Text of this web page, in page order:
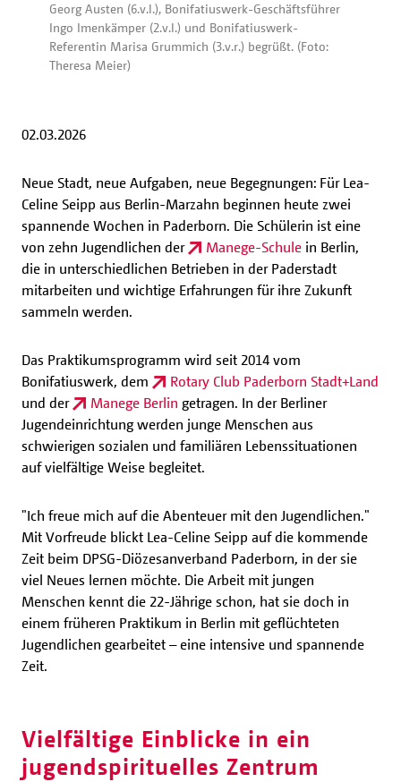
Georg Austen (6.v.l.), Bonifatiuswerk-Geschäftsführer
Ingo Imenkämper (2.v.l.) und Bonifatiuswerk-
Referentin Marisa Grummich (3.v.r.) begrüßt. (Foto:
Theresa Meier)
02.03.2026
Neue Stadt, neue Aufgaben, neue Begegnungen: Für Lea-
Celine Seipp aus Berlin-Marzahn beginnen heute zwei
spannende Wochen in Paderborn. Die Schülerin ist eine
von zehn Jugendlichen der
Manege-Schule in Berlin,
die in unterschiedlichen Betrieben in der Paderstadt
mitarbeiten und wichtige Erfahrungen für ihre Zukunft
sammeln werden.
Das Praktikumsprogramm wird seit 2014 vom
Bonifatiuswerk, dem
Rotary Club Paderborn Stadt+Land
und der
Manege Berlin getragen. In der Berliner
Jugendeinrichtung werden junge Menschen aus
schwierigen sozialen und familiären Lebenssituationen
auf vielfältige Weise begleitet.
"Ich freue mich auf die Abenteuer mit den Jugendlichen."
Mit Vorfreude blickt Lea-Celine Seipp auf die kommende
Zeit beim DPSG-Diözesanverband Paderborn, in der sie
viel Neues lernen möchte. Die Arbeit mit jungen
Menschen kennt die 22-Jährige schon, hat sie doch in
einem früheren Praktikum in Berlin mit geflüchteten
Jugendlichen gearbeitet – eine intensive und spannende
Zeit.
Vielfältige Einblicke in ein
jugendspirituelles Zentrum